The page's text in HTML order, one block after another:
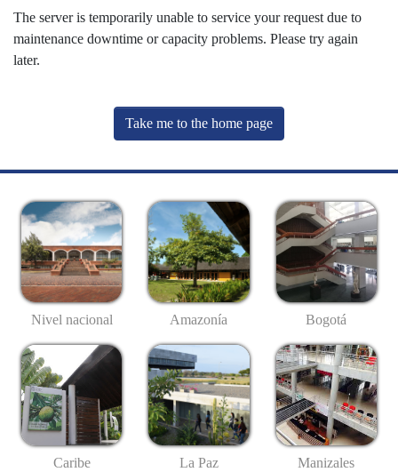
The server is temporarily unable to service your request due to
maintenance downtime or capacity problems. Please try again
later.
Take me to the home page
Nivel nacional Amazonía Bogotá
Caribe La Paz Manizales